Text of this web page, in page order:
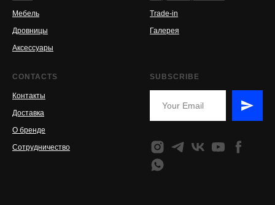
Мебель
Дровницы
Аксессуары
Trade-in
Галерея
CONTACTS
Контакты
Доставка
О бренде
Сотрудничество
SUBSCRIBE